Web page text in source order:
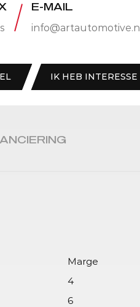
E-MAIL
info@artautomotive.nl
IK HEB INTERESSE
Marge
4
6